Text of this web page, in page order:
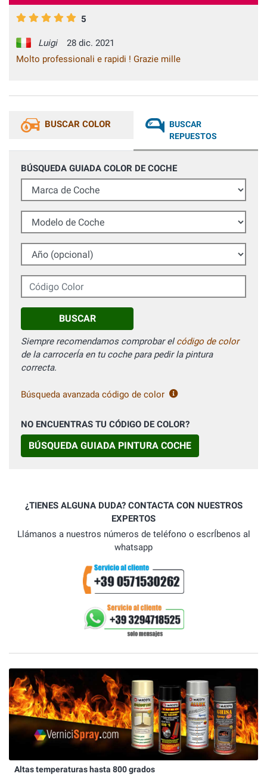
5
Luigi
28 dic. 2021
Molto professionali e rapidi ! Grazie mille
BUSCAR COLOR
BUSCAR
REPUESTOS
BÚSQUEDA GUIADA COLOR DE COCHE
Marca de Coche
Modelo de Coche
Año (opcional)
Código Color
BUSCAR
Siempre recomendamos comprobar elcódigo de color
de la carrocerÍa en tu coche para pedir la pintura
correcta.
Búsqueda avanzada código de color
NO ENCUENTRAS TU CÓDIGO DE COLOR?
BÚSQUEDA GUIADA PINTURA COCHE
¿TIENES ALGUNA DUDA? CONTACTA CON NUESTROS
EXPERTOS
Llámanos a nuestros números de teléfono o escrÍbenos al
whatsapp
Altas temperaturas hasta 800 grados